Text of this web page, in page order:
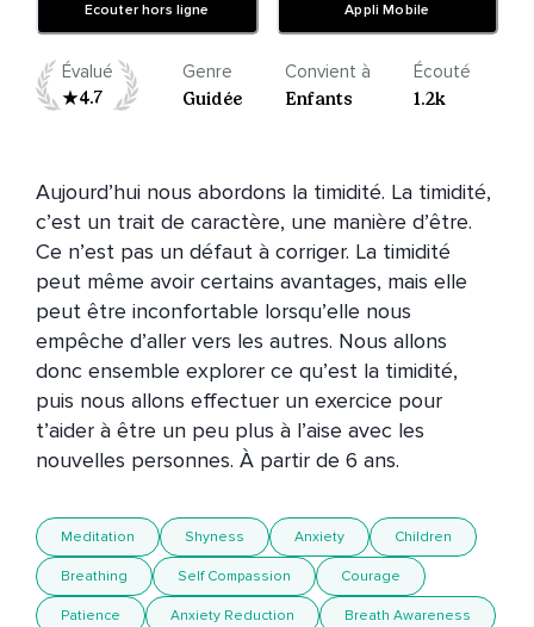
Ecouter hors ligne Appli Mobile
Évalué
4.7
Genre
Guidée
Convient à
Enfants
Écouté
1.2k
Aujourd’hui nous abordons la timidité. La timidité,
c’est un trait de caractère, une manière d’être.
Ce n’est pas un défaut à corriger. La timidité
peut même avoir certains avantages, mais elle
peut être inconfortable lorsqu’elle nous
empêche d’aller vers les autres. Nous allons
donc ensemble explorer ce qu’est la timidité,
puis nous allons effectuer un exercice pour
t’aider à être un peu plus à l’aise avec les
nouvelles personnes. À partir de 6 ans.
Meditation Shyness Anxiety Children
Breathing Self Compassion Courage
Patience Anxiety Reduction Breath Awareness